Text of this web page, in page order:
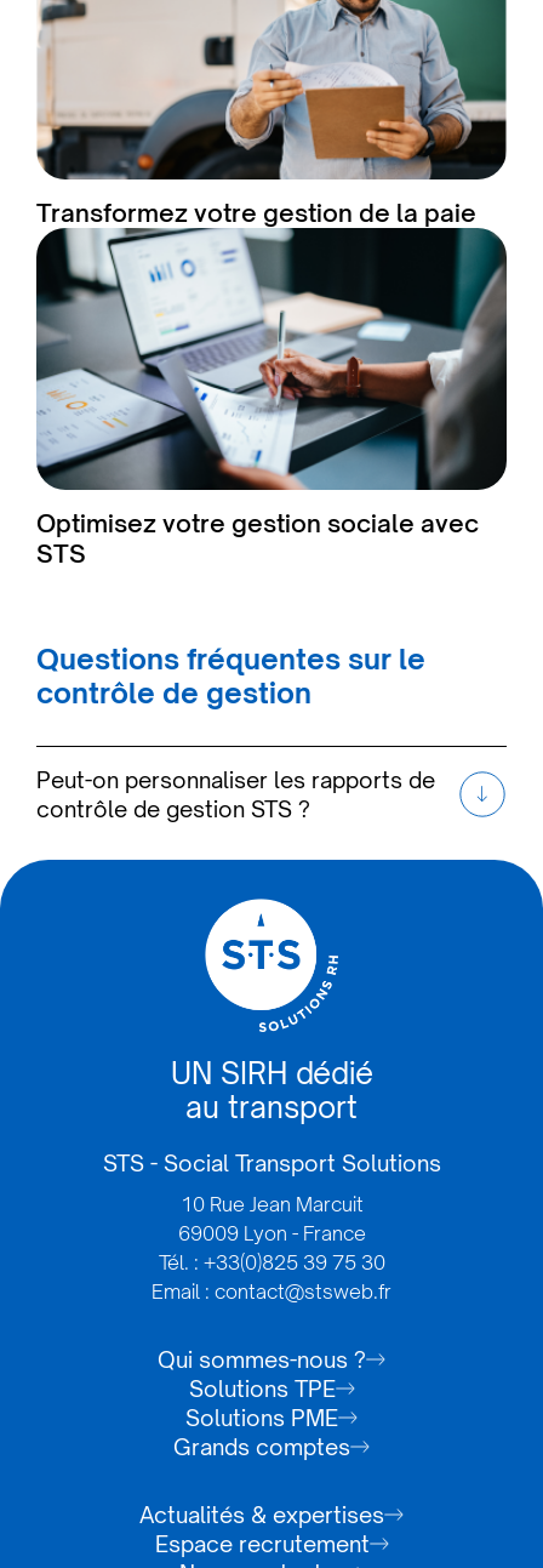
Transformez votre gestion de la paie
Optimisez votre gestion sociale avec
STS
Questions fréquentes sur le
contrôle de gestion
Peut-on personnaliser les rapports de
contrôle de gestion STS ?
UN SIRH dédié
au transport
STS - Social Transport Solutions
10 Rue Jean Marcuit
69009 Lyon - France
Tél. : +33(0)825 39 75 30
Email : contact@stsweb.fr
Qui sommes-nous ?
Solutions TPE
Solutions PME
Grands comptes
Actualités & expertises
Espace recrutement